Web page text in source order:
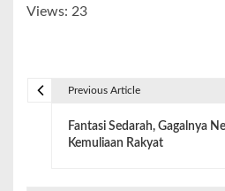
Views: 23
Previous Article
Fantasi Sedarah, Gagalnya
Kemuliaan Rakyat